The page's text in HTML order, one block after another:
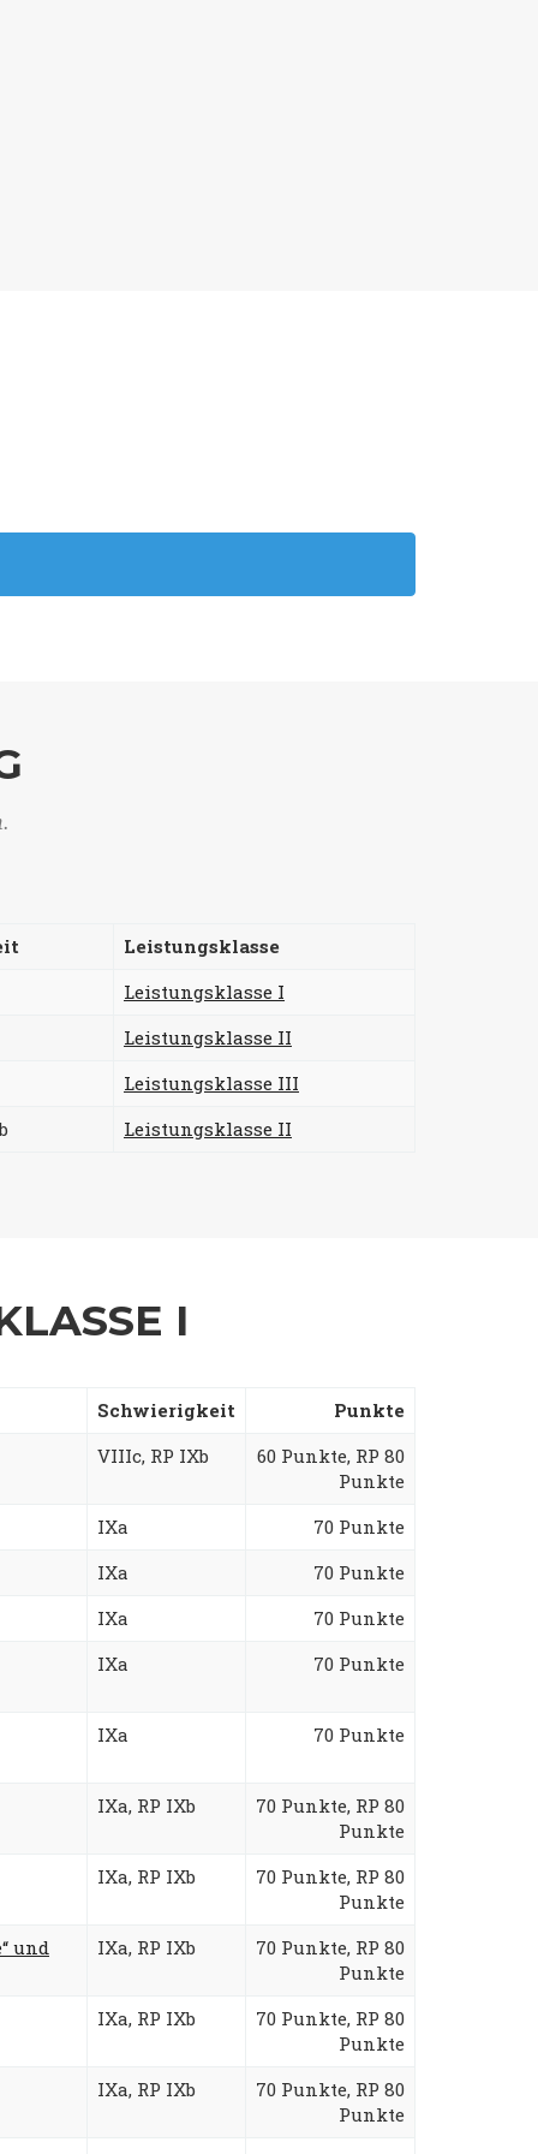
Leistungsklasse
Leistungsklasse I
Leistungsklasse II
Leistungsklasse III
Leistungsklasse II
I
Schwierigkeit
Punkte
VIIIc, RP IXb
60 Punkte, RP 80
Punkte
IXa
70 Punkte
IXa
70 Punkte
IXa
70 Punkte
IXa
70 Punkte
IXa 70 Punkte
IXa, RP IXb
70 Punkte, RP 80
Punkte
IXa, RP IXb
70 Punkte, RP 80
Punkte
und
IXa, RP IXb
70 Punkte, RP 80
Punkte
IXa, RP IXb
70 Punkte, RP 80
Punkte
IXa, RP IXb
70 Punkte, RP 80
Punkte